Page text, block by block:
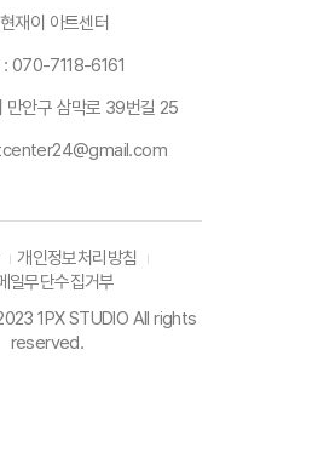
재이 아트센터
: 070-7118-6161
만안구 삼막로 39번길 25
개인정보처리방침
일무단수집거부
1PX STUDIO All rights
reserved.